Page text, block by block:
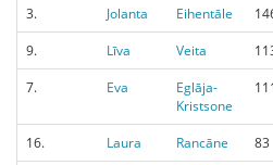
3.
Jolanta Eihentāle
9.
Līva Veita
7.
Eva
Eglāja-
Kristsone
16. Laura Rancāne 83